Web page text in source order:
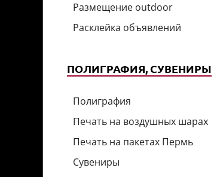
Размещение outdoor
Расклейка объявлений
ПОЛИГРАФИЯ, СУВЕНИРЫ
Полиграфия
Печать на воздушных шарах
Печать на пакетах Пермь
Сувениры